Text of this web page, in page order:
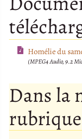
Homélie du
(MPEG4 Audio, 9.2
Dans la